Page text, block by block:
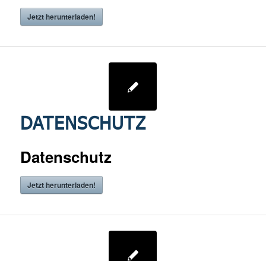
Jetzt herunterladen!
DATENSCHUTZ
Datenschutz
Jetzt herunterladen!